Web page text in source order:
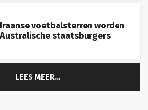
Iraanse voetbalsterren worden
Australische staatsburgers
LEES MEER...